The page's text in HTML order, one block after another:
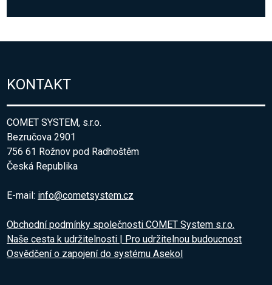
KONTAKT
COMET SYSTEM, s.r.o.
Bezručova 2901
756 61 Rožnov pod Radhoštěm
Česká Republika
E-mail: info@cometsystem.cz
Obchodní podmínky společnosti COMET System s.r.o.
Naše cesta k udržitelnosti | Pro udržitelnou budoucnost
Osvědčení o zapojení do systému Asekol